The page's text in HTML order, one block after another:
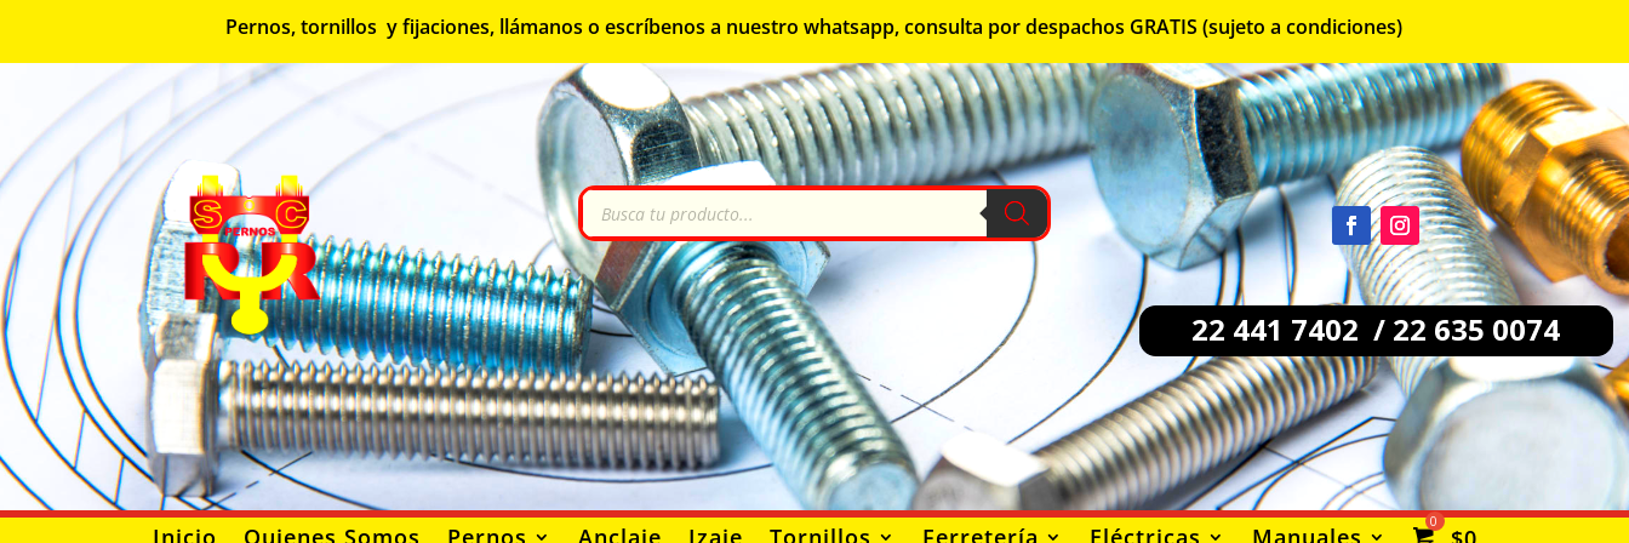
Pernos, tornillos y fijaciones, llámanos o escríbenos a nuestro whatsapp, consulta por despachos GRATIS (sujeto a condiciones)
Búsqueda
productos
22 441 7402 / 22 635 0074
Inicio Quienes Somos Pernos Anclaje Izaje Tornillos Ferretería Eléctricas Manuales